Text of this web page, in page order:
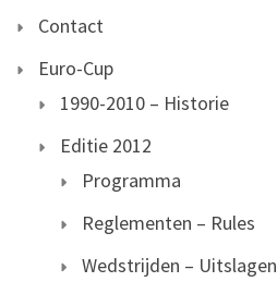
Contact
Euro-Cup
1990-2010 – Historie
Editie 2012
Programma
Reglementen – Rules
Wedstrijden – Uitslagen